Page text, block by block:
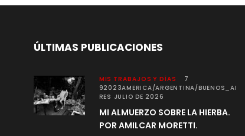
ÚLTIMAS PUBLICACIONES
MIS TRABAJOS Y DÍAS
7
92023AMERICA/ARGENTINA/BUENOS_AI
RES JULIO DE 2026
MI ALMUERZO SOBRE LA HIERBA.
POR AMILCAR MORETTI.